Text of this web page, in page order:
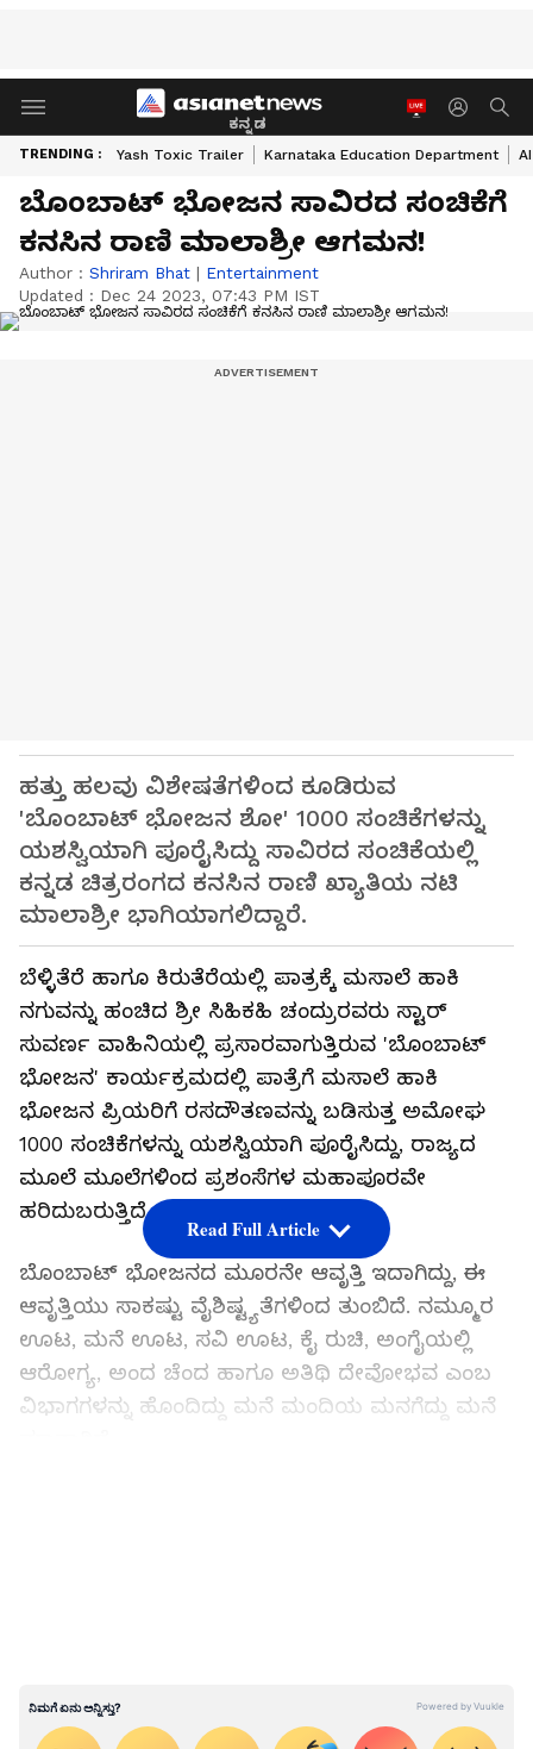
ಕನ್ನಡ
TRENDING : Yash Toxic Trailer Karnataka Education Department
ಬೊಂಬಾಟ್ ಭೋಜನ ಸಾವಿರದ ಸಂಚಿಕೆಗೆ
ಕನಸಿನ ರಾಣಿ ಮಾಲಾಶ್ರೀ ಆಗಮನ!
Author : Shriram Bhat | Entertainment
Updated : Dec 24 2023, 07:43 PM IST
ಹತ್ತು ಹಲವು ವಿಶೇಷತೆಗಳಿಂದ ಕೂಡಿರುವ
'ಬೊಂಬಾಟ್ ಭೋಜನ ಶೋ' 1000 ಸಂಚಿಕೆಗಳನ್ನು
ಯಶಸ್ವಿಯಾಗಿ ಪೂರೈಸಿದ್ದು ಸಾವಿರದ ಸಂಚಿಕೆಯಲ್ಲಿ
ಕನ್ನಡ ಚಿತ್ರರಂಗದ ಕನಸಿನ ರಾಣಿ ಖ್ಯಾತಿಯ ನಟಿ
ಮಾಲಾಶ್ರೀ ಭಾಗಿಯಾಗಲಿದ್ದಾರೆ.
ಬೆಳ್ಳಿತೆರೆ ಹಾಗೂ ಕಿರುತೆರೆಯಲ್ಲಿ ಪಾತ್ರಕ್ಕೆ ಮಸಾಲೆ ಹಾಕಿ
ನಗುವನ್ನು ಹಂಚಿದ ಶ್ರೀ ಸಿಹಿಕಹಿ ಚಂದ್ರುರವರು ಸ್ಟಾರ್
ಸುವರ್ಣ ವಾಹಿನಿಯಲ್ಲಿ ಪ್ರಸಾರವಾಗುತ್ತಿರುವ 'ಬೊಂಬಾಟ್
ಭೋಜನ' ಕಾರ್ಯಕ್ರಮದಲ್ಲಿ ಪಾತ್ರೆಗೆ ಮಸಾಲೆ ಹಾಕಿ
ಭೋಜನ ಪ್ರಿಯರಿಗೆ ರಸದೌತಣವನ್ನು ಬಡಿಸುತ್ತ ಅಮೋಘ
1000 ಸಂಚಿಕೆಗಳನ್ನು ಯಶಸ್ವಿಯಾಗಿ ಪೂರೈಸಿದ್ದು, ರಾಜ್ಯದ
ಮೂಲೆ ಮೂಲೆಗಳಿಂದ ಪ್ರಶಂಸೆಗಳ ಮಹಾಪೂರವೇ
ಹರಿದುಬರುತ್ತಿದೆ.
ಬೊಂಬಾಟ್ ಭೋಜನದ ಮೂರನೇ ಆವೃತ್ತಿ ಇದಾಗಿದ್ದು, ಈ
ಆವೃತ್ತಿಯು ಸಾಕಷ್ಟು ವೈಶಿಷ್ಟ್ಯತೆಗಳಿಂದ ತುಂಬಿದೆ. ನಮ್ಮೂರ
ಊಟ, ಮನೆ ಊಟ, ಸವಿ ಊಟ, ಕೈ ರುಚಿ, ಅಂಗೈಯಲ್ಲಿ
ಆರೋಗ್ಯ, ಅಂದ ಚೆಂದ ಹಾಗೂ ಅತಿಥಿ ದೇವೋಭವ ಎಂಬ
ವಿಭಾಗಗಳನ್ನು ಹೊಂದಿದ್ದು ಮನೆ ಮಂದಿಯ ಮನಗೆದ್ದು ಮನೆ
Read Full Article